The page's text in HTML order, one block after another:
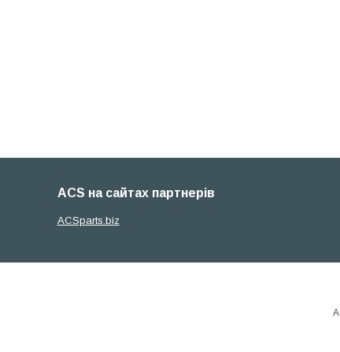
ACS на сайтах партнерів
ACSparts.biz